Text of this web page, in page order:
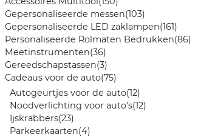
Gepersonaliseerde messen(103)
Gepersonaliseerde LED zaklampen(161)
Personaliseerde Rolmaten Bedrukken(86)
Meetinstrumenten(36)
Gereedschapstassen(3)
Cadeaus voor de auto(75)
Autogeurtjes voor de auto(12)
Noodverlichting voor auto's(12)
Ijskrabbers(23)
Parkeerkaarten(4)